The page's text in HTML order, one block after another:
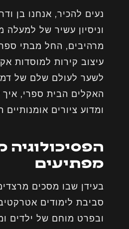
נעים להכיר, אנחנו בן
וניסיון עשיר של למעלה
מרהיבים, החל מבתי ספר
עיצוב קירות למוסדות
לשער לעולם שלם של
האקלים הבית ספרי,
ומדוע ציורים
הפסיכולוגיה
מפתיעים
בעידן שבו מסכים
סביבת לימודים
ובפרט מוחם של ילדים